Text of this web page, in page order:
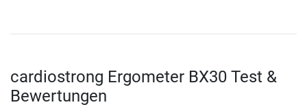
cardiostrong Ergometer BX30 Test &
Bewertungen